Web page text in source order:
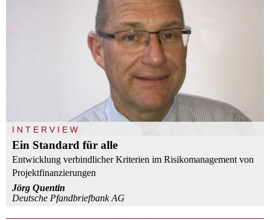
INTERVIEW
Ein Standard für alle
Entwicklung verbindlicher Kriterien im Risikomanagement von
Projektfinanzierungen
Jörg Quentin
Deutsche Pfandbriefbank AG